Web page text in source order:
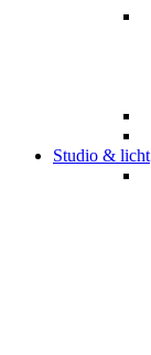
Studio & licht